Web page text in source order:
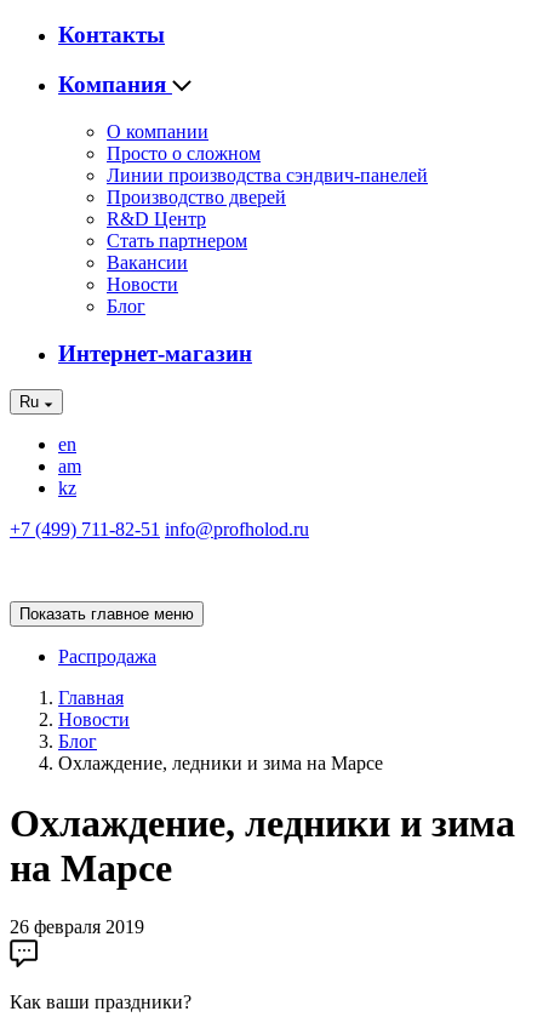
Контакты
Компания
О компании
Просто о сложном
Линии производства сэндвич-панелей
Производство дверей
R&D Центр
Стать партнером
Вакансии
Новости
Блог
Интернет-магазин
Ru
en
am
kz
+7 (499) 711-82-51 info@profholod.ru
Показать главное меню
Распродажа
Главная
Новости
Блог
Охлаждение, ледники и зима на Марсе
Охлаждение, ледники и зима
на Марсе
26 февраля 2019
Как ваши праздники?